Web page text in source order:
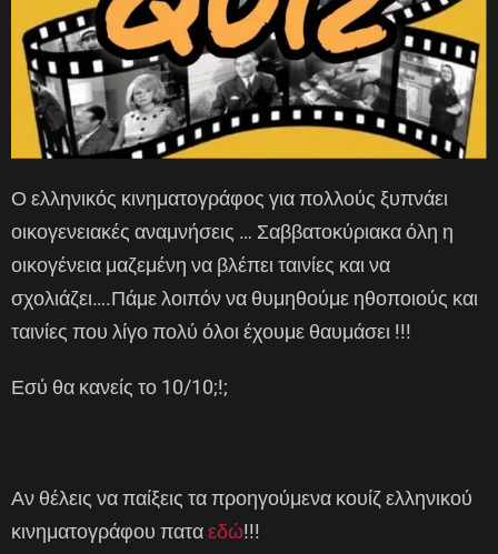
Ο ελληνικός κινηματογράφος για πολλούς ξυπνάει
οικογενειακές αναμνήσεις … Σαββατοκύριακα όλη η
οικογένεια μαζεμένη να βλέπει ταινίες και να
σχολιάζει….Πάμε λοιπόν να θυμηθούμε ηθοποιούς και
ταινίες που λίγο πολύ όλοι έχουμε θαυμάσει !!!
Εσύ θα κανείς το 10/10;!;
Αν θέλεις να παίξεις τα προηγούμενα κουίζ ελληνικού
κινηματογράφου παταεδώ!!!